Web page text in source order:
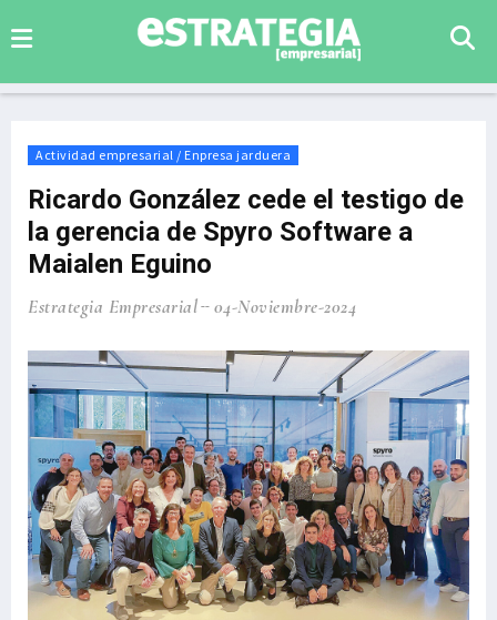
Actividad empresarial / Enpresa jarduera
Ricardo González cede el testigo de
la gerencia de Spyro Software a
Maialen Eguino
Estrategia Empresarial 04-Noviembre-2024